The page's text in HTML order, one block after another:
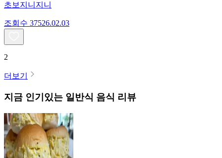
초보지니지니
조회수 37526.02.03
2
더보기
지금 인기있는 일반식 음식 리뷰